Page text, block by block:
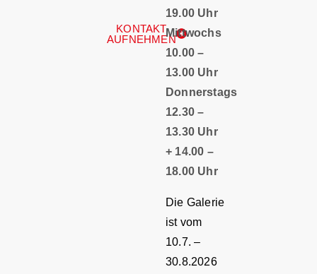
KONTAKT
AUFNEHMEN
19.00 Uhr
Mittwochs
10.00 –
13.00 Uhr
Donnerstags
12.30 –
13.30 Uhr
+ 14.00 –
18.00 Uhr
Die Galerie
ist vom
10.7. –
30.8.2026